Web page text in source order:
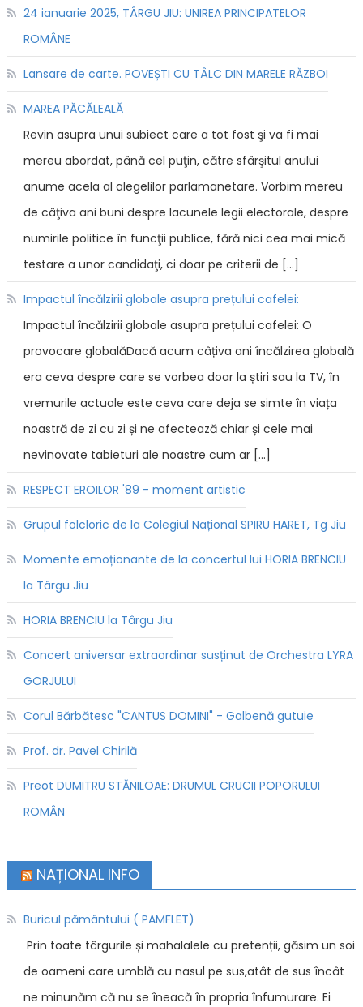
24 ianuarie 2025, TÂRGU JIU: UNIREA PRINCIPATELOR
ROMÂNE
Lansare de carte. POVEȘTI CU TÂLC DIN MARELE RĂZBOI
MAREA PĂCĂLEALĂ
Revin asupra unui subiect care a tot fost şi va fi mai
mereu abordat, până cel puţin, către sfârşitul anului
anume acela al alegelilor parlamanetare. Vorbim mereu
de câţiva ani buni despre lacunele legii electorale, despre
numirile politice în funcţii publice, fără nici cea mai mică
testare a unor candidaţi, ci doar pe criterii de […]
Impactul încălzirii globale asupra prețului cafelei:
Impactul încălzirii globale asupra prețului cafelei: O
provocare globalăDacă acum câțiva ani încălzirea globală
era ceva despre care se vorbea doar la știri sau la TV, în
vremurile actuale este ceva care deja se simte în viața
noastră de zi cu zi și ne afectează chiar și cele mai
nevinovate tabieturi ale noastre cum ar […]
RESPECT EROILOR '89 - moment artistic
Grupul folcloric de la Colegiul Național SPIRU HARET, Tg Jiu
Momente emoționante de la concertul lui HORIA BRENCIU
la Târgu Jiu
HORIA BRENCIU la Târgu Jiu
Concert aniversar extraordinar susținut de Orchestra LYRA
GORJULUI
Corul Bărbătesc "CANTUS DOMINI" - Galbenă gutuie
Prof. dr. Pavel Chirilă
Preot DUMITRU STĂNILOAE: DRUMUL CRUCII POPORULUI
ROMÂN
NAȚIONAL INFO
Buricul pământului ( PAMFLET)
Prin toate târgurile și mahalalele cu pretenții, găsim un soi
de oameni care umblă cu nasul pe sus,atât de sus încât
ne minunăm că nu se îneacă în propria înfumurare. Ei